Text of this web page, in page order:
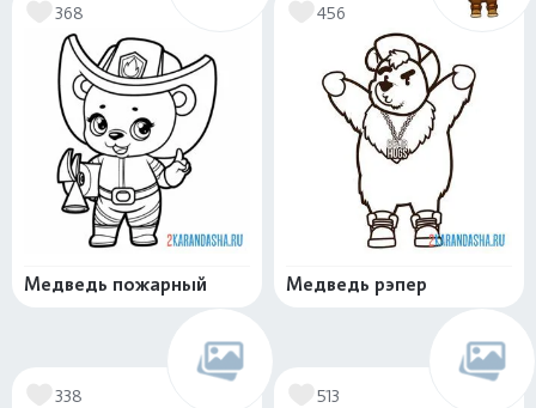
368
Медведь пожарный
456
Медведь рэпер
338 513